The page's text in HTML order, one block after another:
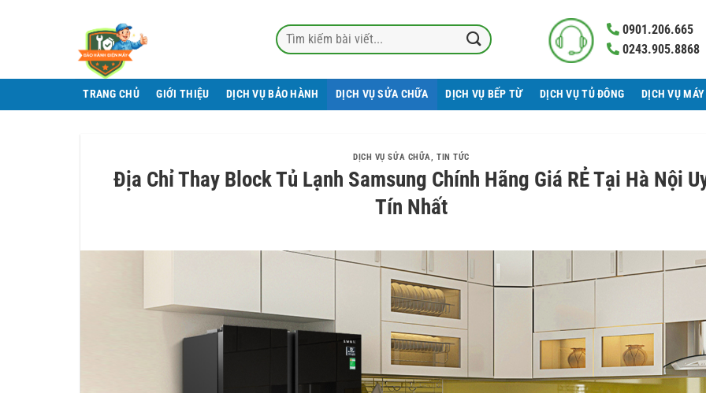
0901.206.665
0243.905.8868
TRANG CHỦ GIỚI THIỆU DỊCH VỤ BẢO HÀNH DỊCH VỤ SỬA CHỮA DỊCH VỤ BẾP TỪ DỊCH VỤ TỦ ĐÔNG DỊCH VỤ
DỊCH VỤ SỬA CHỮA,TIN TỨC
Địa Chỉ Thay Block Tủ Lạnh Samsung Chính Hãng Giá RẺ Tại Hà Nội
Tín Nhất